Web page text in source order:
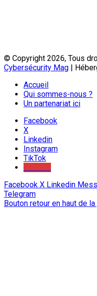
© Copyright 2026, Tous
Cybersécurity Mag |
Accueil
Qui sommes-nous ?
Un partenariat ici
Facebook
X
Linkedin
Instagram
TikTok
Facebook X Linkedin
Telegram
Bouton retour en haut de